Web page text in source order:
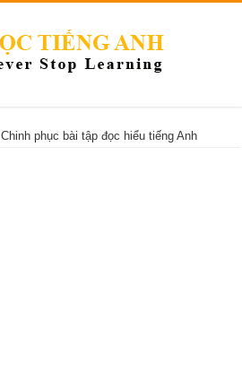
Chinh phục bài tập đọc hiểu tiếng Anh